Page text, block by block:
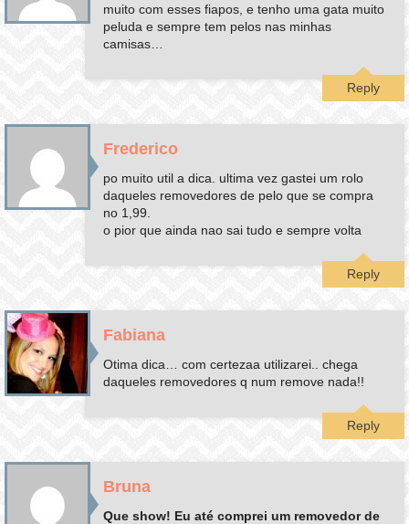
muito com esses fiapos, e tenho uma gata muito
peluda e sempre tem pelos nas minhas
camisas…
Reply
Frederico
po muito util a dica. ultima vez gastei um rolo
daqueles removedores de pelo que se compra
no 1,99.
o pior que ainda nao sai tudo e sempre volta
Reply
Fabiana
Otima dica… com certezaa utilizarei.. chega
daqueles removedores q num remove nada!!
Reply
Bruna
Que show! Eu até comprei um removedor de